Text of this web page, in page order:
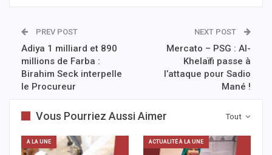
PREV POST
Adiya 1 milliard et 890
millions de Farba :
Birahim Seck interpelle
le Procureur
NEXT POST
Mercato – PSG : Al-
Khelaïfi passe à
l’attaque pour Sadio
Mané !
Tout
Vous Pourriez Aussi Aimer
A LA UNE ACTUALITÉ À LA UNE